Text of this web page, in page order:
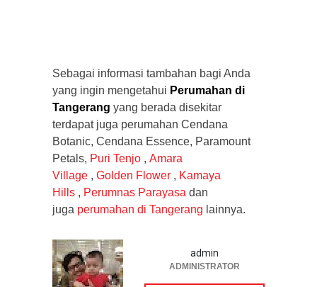
Sebagai informasi tambahan bagi Anda
yang ingin mengetahui Perumahan di
Tangerang yang berada disekitar
terdapat juga perumahan Cendana
Botanic, Cendana Essence, Paramount
Petals, Puri Tenjo , Amara
Village , Golden Flower , Kamaya
Hills , Perumnas Parayasa dan
juga perumahan di Tangerang lainnya.
admin
ADMINISTRATOR